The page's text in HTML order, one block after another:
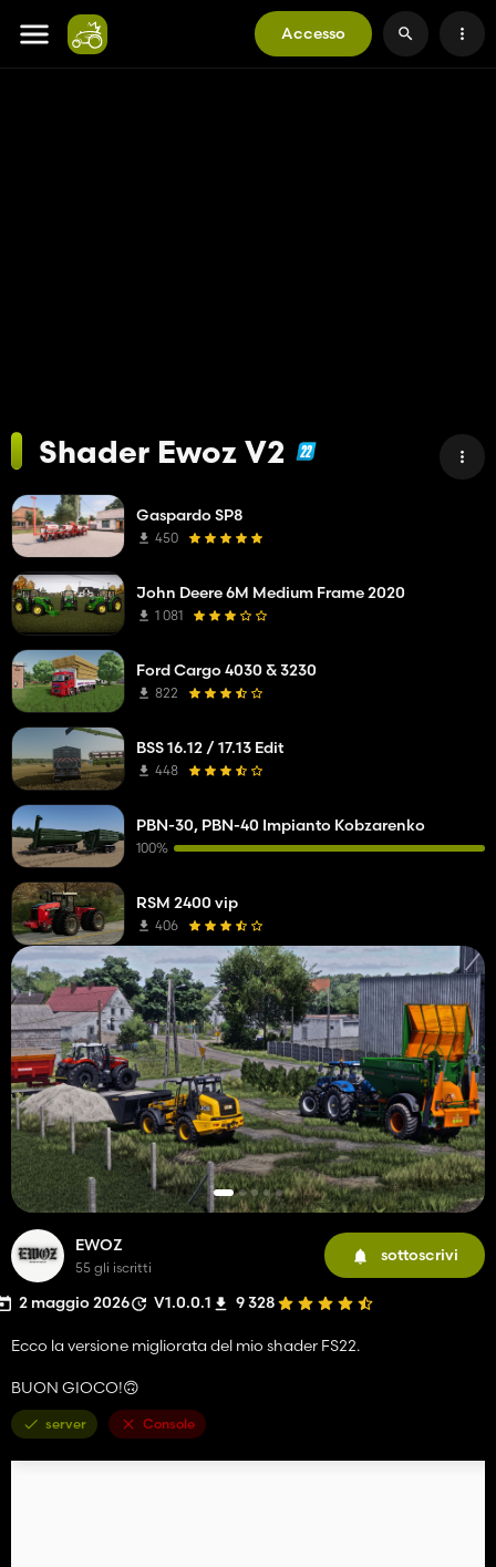
Accesso
Shader Ewoz V2
EWOZ
55 gli iscritti
sottoscrivi
2 maggio 2026 V1.0.0.1 9 328
Ecco la versione migliorata del mio shader FS22.
BUON GIOCO!🙃
server Console
Gaspardo SP8
450
John Deere 6M Medium Frame 2020
1 081
Ford Cargo 4030 & 3230
822
BSS 16.12 / 17.13 Edit
448
PBN-30, PBN-40 Impianto Kobzarenko
100%
RSM 2400 vip
406